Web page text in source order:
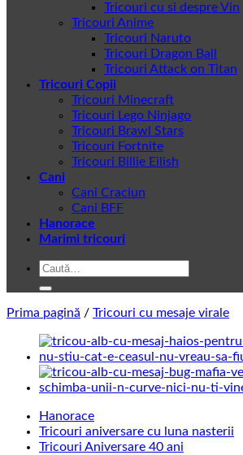
Tricouri cu si despre Vin
Tricouri Anime
Tricouri Naruto
Tricouri Dragon Ball
Tricouri Attack on Titan
Tricouri Copii
Tricouri Minecraft
Tricouri Lego Ninjago
Tricouri Brawl Stars
Tricouri Fortnite
Tricouri Billie Eilish
Cani
Cani Craciun
Cani BFF
Hanorace
Marimi tricouri
Caută
Prima pagină / Tricouri cu mesaje virale
Hanorace
Tricouri aniversare cu luna nasterii
Tricouri Aniversare 40 ani